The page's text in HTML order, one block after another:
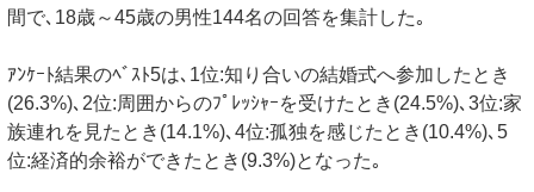
間で､18歳～45歳の男性144名の回答を集計した｡
ｱﾝｹｰﾄ結果のﾍﾞｽﾄ5は､1位:知り合いの結婚式へ参加したとき
(26.3%)､2位:周囲からのﾌﾟﾚｯｼｬｰを受けたとき(24.5%)､3位:家
族連れを見たとき(14.1%)､4位:孤独を感じたとき(10.4%)､5
位:経済的余裕ができたとき(9.3%)となった｡